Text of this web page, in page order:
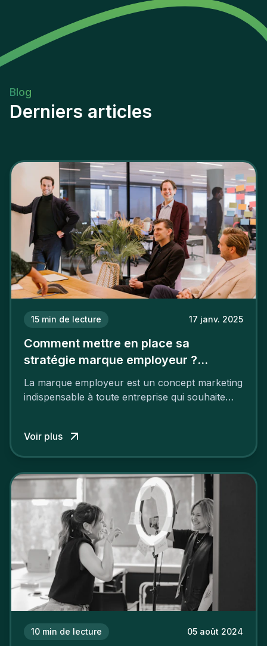
Blog
Derniers articles
15 min de lecture 17 janv. 2025
Comment mettre en place sa
stratégie marque employeur ?
Découvrez les 7 étapes
La marque employeur est un concept marketing
indispensable à toute entreprise qui souhaite
employeur solide et positive sont évidentes, ce
travail, pour qu’il soit réussi, ne peut se faire en
mettre en œuvre un certain nombre d’actions.
Voir plus
10 min de lecture 05 août 2024